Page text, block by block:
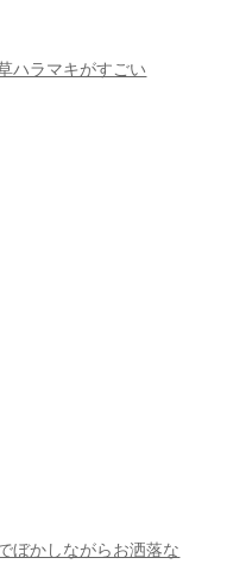
ハラマキがすごい
ぼかしながらお洒落な